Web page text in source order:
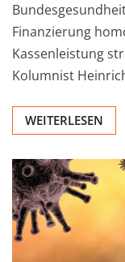
Finanzierung
Kassenleistung
Kolumnist
WEITERLESEN